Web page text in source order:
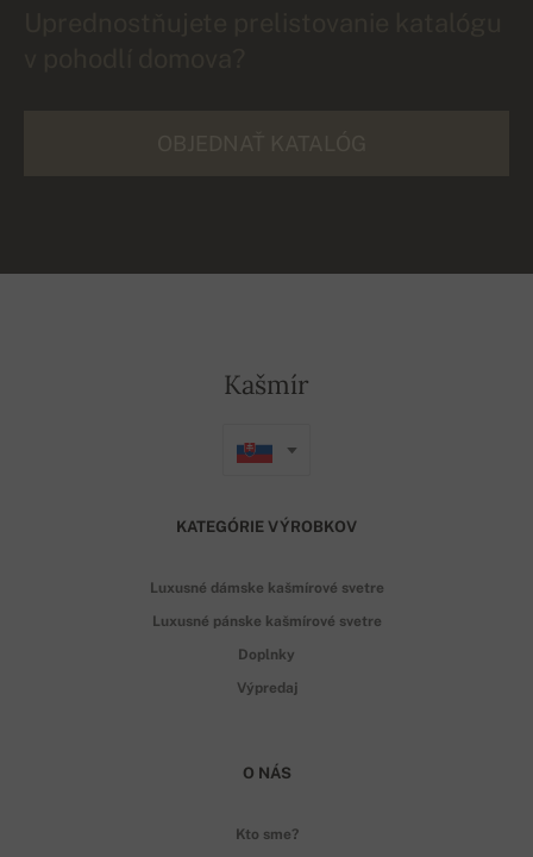
Kašmír
KATEGÓRIE VÝROBKOV
Luxusné dámske kašmírové svetre
Luxusné pánske kašmírové svetre
Doplnky
Výpredaj
O NÁS
Kto sme?